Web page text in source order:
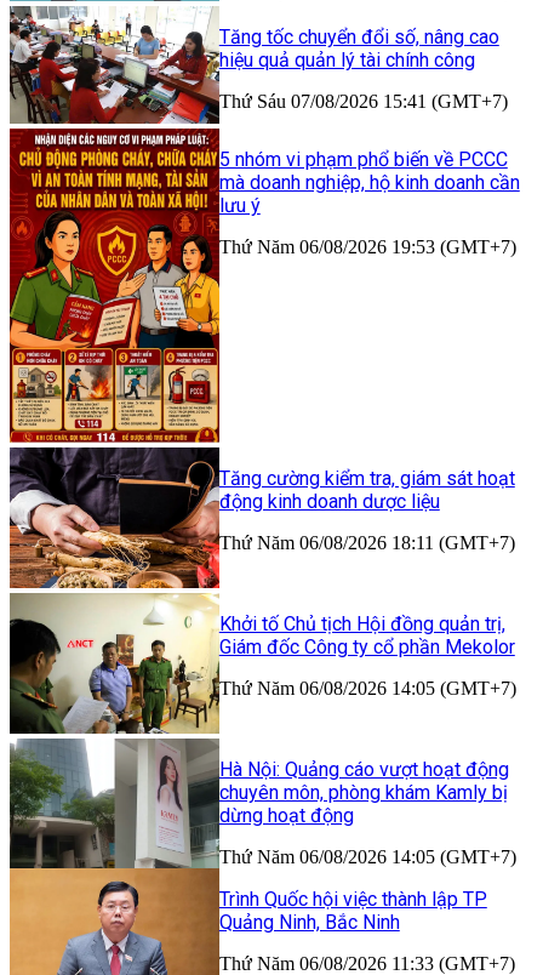
Tăng tốc chuyển đổi số, nâng cao
hiệu quả quản lý tài chính công
Thứ Sáu 07/08/2026 15:41 (GMT+7)
5 nhóm vi phạm phổ biến về PCCC
mà doanh nghiệp, hộ kinh doanh cần
lưu ý
Thứ Năm 06/08/2026 19:53 (GMT+7)
Tăng cường kiểm tra, giám sát hoạt
động kinh doanh dược liệu
Thứ Năm 06/08/2026 18:11 (GMT+7)
Khởi tố Chủ tịch Hội đồng quản trị,
Giám đốc Công ty cổ phần Mekolor
Thứ Năm 06/08/2026 14:05 (GMT+7)
Hà Nội: Quảng cáo vượt hoạt động
chuyên môn, phòng khám Kamly bị
dừng hoạt động
Thứ Năm 06/08/2026 14:05 (GMT+7)
Trình Quốc hội việc thành lập TP
Quảng Ninh, Bắc Ninh
Thứ Năm 06/08/2026 11:33 (GMT+7)